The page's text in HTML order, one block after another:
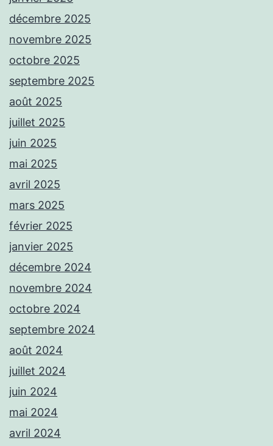
décembre 2025
novembre 2025
octobre 2025
septembre 2025
août 2025
juillet 2025
juin 2025
mai 2025
avril 2025
mars 2025
février 2025
janvier 2025
décembre 2024
novembre 2024
octobre 2024
septembre 2024
août 2024
juillet 2024
juin 2024
mai 2024
avril 2024